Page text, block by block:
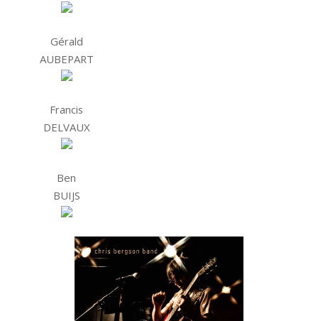
Gérald
AUBEPART
Francis
DELVAUX
Ben
BUIJS